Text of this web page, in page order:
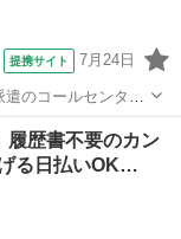
提携サイト 7月24日
遣のコールセンタ
ベ
期など様々なお仕
履歴書不要のカン
る日払いOK…